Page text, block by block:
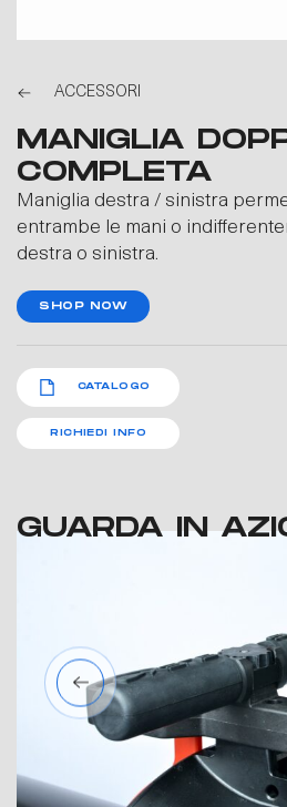
ACCESSORI
MANIGLIA
COMPLETA
Maniglia destra / sinistra
entrambe le mani o
destra o sinistra.
SHOP NOW
CATALOGO
RICHIEDI INFO
GUARDA IN